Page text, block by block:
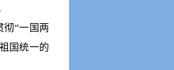
彻“一国两
国统一的